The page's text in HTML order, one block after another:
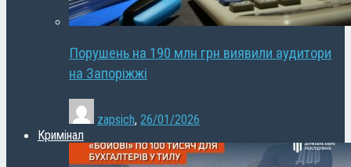
Порушень на 190 млн грн виявили аудитори
на Запоріжжі
zapsich, 26/01/2026
Кримінал